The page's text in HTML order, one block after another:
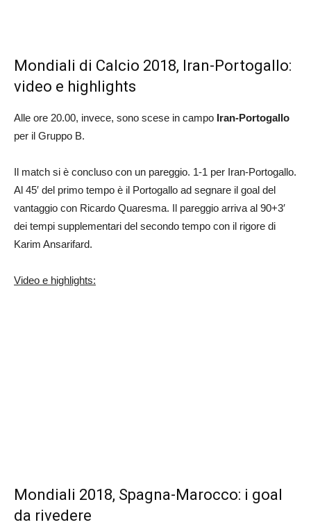
Mondiali di Calcio 2018, Iran-Portogallo:
video e highlights
Alle ore 20.00, invece, sono scese in campo Iran-Portogallo
per il Gruppo B.
Il match si è concluso con un pareggio. 1-1 per Iran-Portogallo.
Al 45′ del primo tempo è il Portogallo ad segnare il goal del
vantaggio con Ricardo Quaresma. Il pareggio arriva al 90+3′
dei tempi supplementari del secondo tempo con il rigore di
Karim Ansarifard.
Video e highlights:
Mondiali 2018, Spagna-Marocco: i goal
da rivedere